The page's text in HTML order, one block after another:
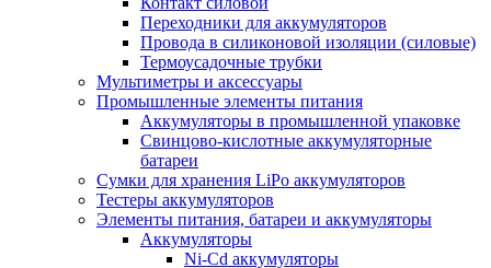
Переходники для аккумуляторов
Провода в силиконовой изоляции (силовые)
Термоусадочные трубки
Мультиметры и аксессуары
Промышленные элементы питания
Аккумуляторы в промышленной упаковке
Свинцово-кислотные аккумуляторные
батареи
Сумки для хранения LiPo аккумуляторов
Тестеры аккумуляторов
Элементы питания, батареи и аккумуляторы
Аккумуляторы
Ni-Cd аккумуляторы